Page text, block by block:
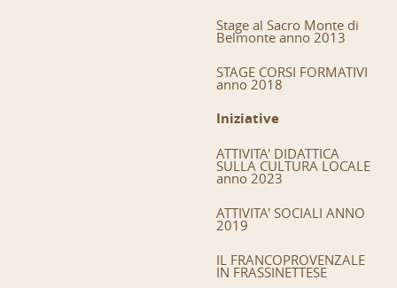
Stage al Sacro Monte di
Belmonte anno 2013
STAGE CORSI FORMATIVI
anno 2018
Iniziative
ATTIVITA' DIDATTICA
SULLA CULTURA LOCALE
anno 2023
ATTIVITA' SOCIALI ANNO
2019
IL FRANCOPROVENZALE
IN FRASSINETTESE